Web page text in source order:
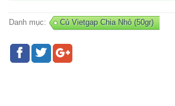
Danh mục: Củ Vietgap Chia Nhỏ (50gr)